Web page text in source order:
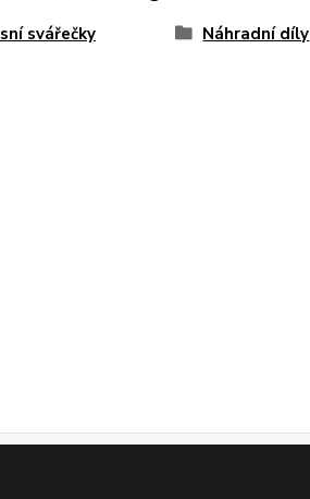
svářečky Náhradní díly